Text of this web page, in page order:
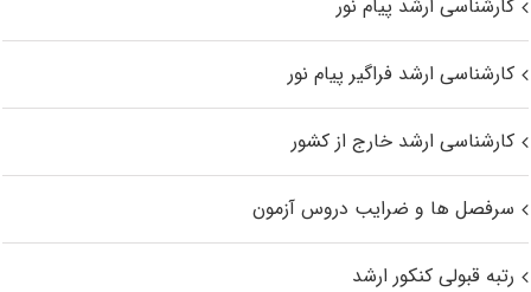
کارشناسی ارشد پیام نور
کارشناسی ارشد فراگیر پیام نور
کارشناسی ارشد خارج از کشور
سرفصل ها و ضرایب دروس آزمون
رتبه قبولی کنکور ارشد